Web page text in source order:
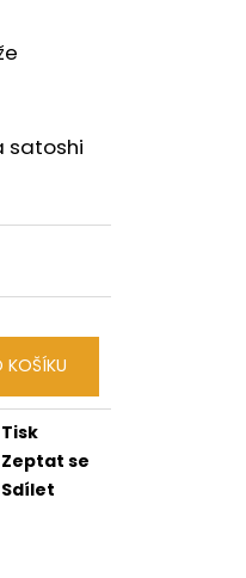
satoshi
KOŠÍKU
Tisk
Zeptat se
Sdílet